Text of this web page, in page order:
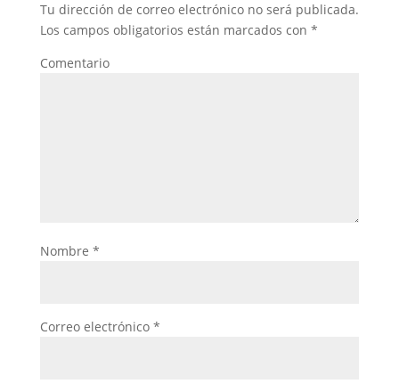
Tu dirección de correo electrónico no será publicada.
Los campos obligatorios están marcados con *
Comentario
Nombre *
Correo electrónico *